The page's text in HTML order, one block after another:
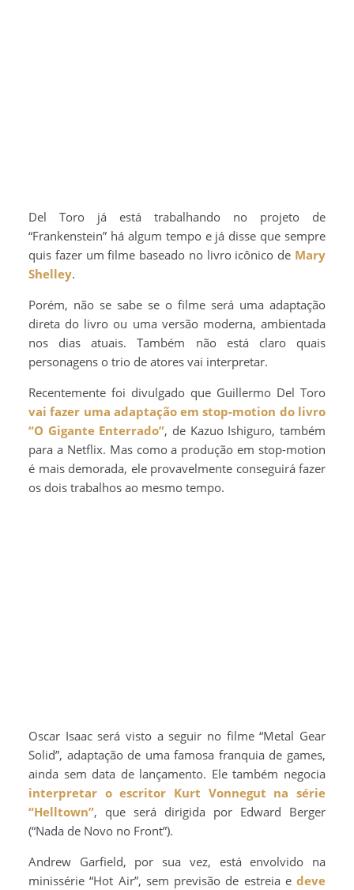
Del Toro já está trabalhando no projeto de
“Frankenstein” há algum tempo e já disse que sempre
quis fazer um filme baseado no livro icônico de Mary
Shelley.
Porém, não se sabe se o filme será uma adaptação
direta do livro ou uma versão moderna, ambientada
nos dias atuais. Também não está claro quais
personagens o trio de atores vai interpretar.
Recentemente foi divulgado que Guillermo Del Toro
vai fazer uma adaptação em stop-motion do livro
“O Gigante Enterrado”, de Kazuo Ishiguro, também
para a Netflix. Mas como a produção em stop-motion
é mais demorada, ele provavelmente conseguirá fazer
os dois trabalhos ao mesmo tempo.
Oscar Isaac será visto a seguir no filme “Metal Gear
Solid”, adaptação de uma famosa franquia de games,
ainda sem data de lançamento. Ele também negocia
interpretar o escritor Kurt Vonnegut na série
“Helltown”, que será dirigida por Edward Berger
(“Nada de Novo no Front”).
Andrew Garfield, por sua vez, está envolvido na
minissérie “Hot Air”, sem previsão de estreia e deve